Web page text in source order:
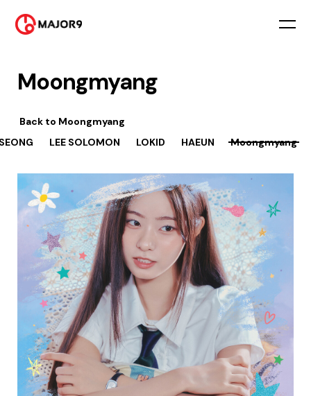
Moongmyang
Back to Moongmyang
LEE SOLOMON LOKID HAEUN Moongmyang